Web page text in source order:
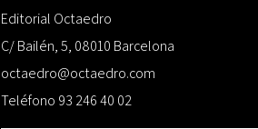
Editorial Octaedro
C/ Bailén, 5, 08010 Barcelona
octaedro@octaedro.com
Teléfono 93 246 40 02